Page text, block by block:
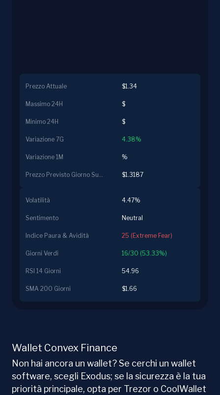
Prezzo Attuale $1.34
Massimo 24H $
Minimo 24H $
Variazione 7G 4.38%
Variazione 1M %
Prezzo Previsto Giorno Successivo $1.3187
Volatilità 4.47%
Sentimento Neutral
Indice Paura & Avidità 25 (Extreme Fear)
Giorni Verdi 16/30 (53.33%)
RSI 14 Giorni 54.96
SMA 200 Giorni $1.66
Wallet Convex Finance
Non hai ancora un wallet? Se cerchi un wallet
software, scegli Exodus; se la sicurezza è la tua
priorità principale, opta per Trezor o CoolWallet